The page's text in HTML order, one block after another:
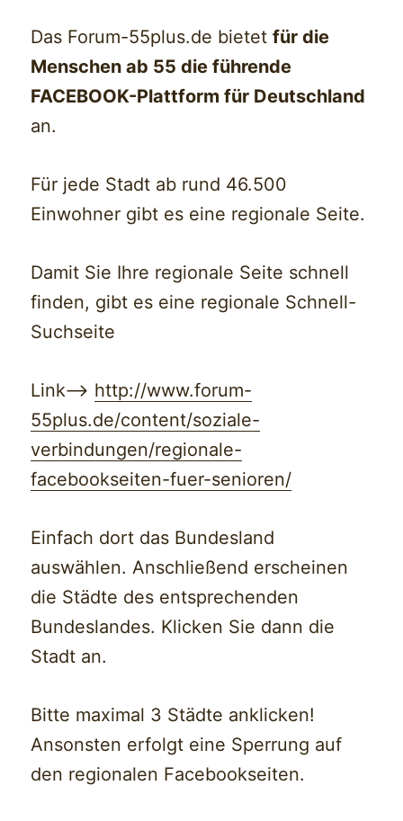
Das Forum-55plus.de bietetfür die
Menschen ab 55 die führende
FACEBOOK-Plattform für Deutschland
an.
Für jede Stadt ab rund 46.500
Einwohner gibt es eine regionale Seite.
Damit Sie Ihre regionale Seite schnell
finden, gibt es eine regionale Schnell-
Suchseite
Link–> http://www.forum-
55plus.de/content/soziale-
verbindungen/regionale-
facebookseiten-fuer-senioren/
Einfach dort das Bundesland
auswählen. Anschließend erscheinen
die Städte des entsprechenden
Bundeslandes. Klicken Sie dann die
Stadt an.
Bitte maximal 3 Städte anklicken!
Ansonsten erfolgt eine Sperrung auf
den regionalen Facebookseiten.